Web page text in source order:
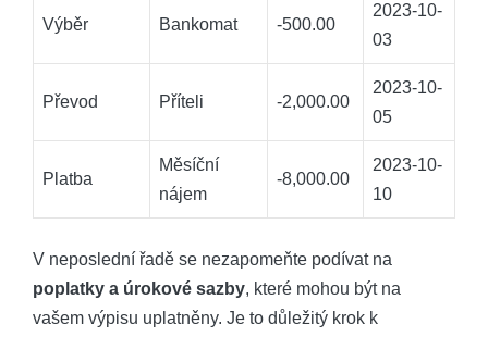
Výběr Bankomat -500.00
2023-10-
03
Převod Příteli -2,000.00
2023-10-
05
Platba
Měsíční
‍nájem
-8,000.00
2023-10-
10
V neposlední řadě se nezapomeňte podívat na
poplatky a​ úrokové sazby, které mohou být na⁢
vašem výpisu uplatněny.⁤ Je to​ důležitý krok k